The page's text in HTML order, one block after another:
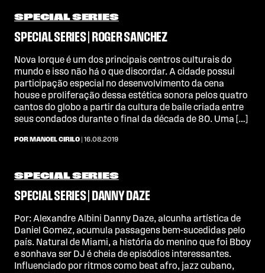
SPECIAL SERIES
SPECIAL SERIES | ROGER SANCHEZ
Nova Iorque é um dos principais centros culturais do
mundo e isso não há o que discordar. A cidade possui
participação especial no desenvolvimento da cena
house e proliferação dessa estética sonora pelos quatro
cantos do globo a partir da cultura de baile criada entre
seus condados durante o final da década de 80. Uma […]
POR MANOEL CIRILO | 16.08.2019
SPECIAL SERIES
SPECIAL SERIES | DANNY DAZE
Por: Alexandre Albini Danny Daze, alcunha artística de
Daniel Gomez, acumula passagens bem-sucedidas pelo
país. Natural de Miami, a história do menino que foi Bboy
e sonhava ser DJ é cheia de episódios interessantes.
Influenciado por ritmos como beat afro, jazz cubano,